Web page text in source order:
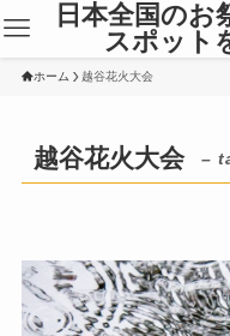
日本全国のお
スポット
ホーム 越谷花火大会
越谷花火大会 –